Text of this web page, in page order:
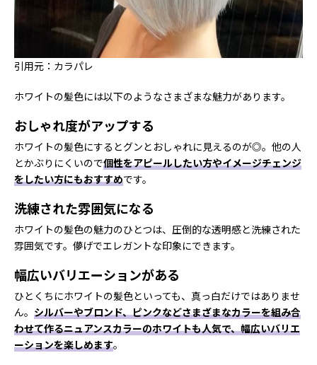
引用元：カラパレ
ホワイトの髪色には以下のようなさまざまな魅力があります。
おしゃれ度がアップする
ホワイトの髪色にするとグンとおしゃれに見えるのが◎。他の人
とかぶりにくいので個性をアピールしたい方やイメージチェンジ
をしたい方にもおすすめです。
洗練された雰囲気になる
ホワイトの髪色の魅力のひとつは、圧倒的な透明感と洗練された
雰囲気です。儚げでエレガントな印象にできます。
幅広いバリエーションがある
ひとくちにホワイトの髪色といっても、真っ白だけではありませ
ん。 シルバーやブロンド、ピンクなどさまざまなカラーを組み合
わせて作るニュアンスカラーのホワイトも人気で、幅広いバリエ
ーションを楽しめます。